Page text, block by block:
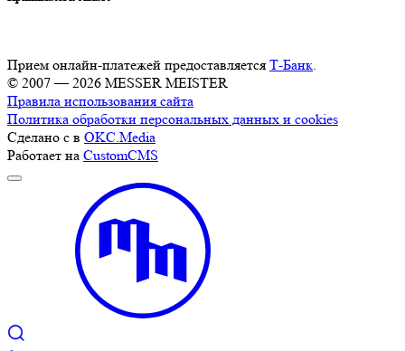
Прием онлайн-платежей предоставляется Т-Банк.
© 2007 — 2026 MESSER MEISTER
Правила использования сайта
Политика обработки персональных данных и cookies
Сделано с в OKC.Media
Работает на CustomCMS